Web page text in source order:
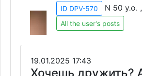
ID DPV-570 N 50 y.o.
All the user's posts
19.01.2025 17:43
Хочешь дружить?